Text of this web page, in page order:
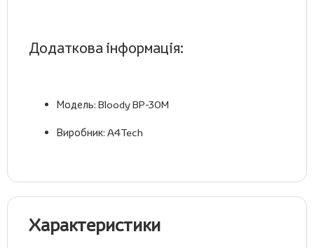
Додаткова інформація:
Модель: Bloody BP-30M
Виробник: A4Tech
Характеристики